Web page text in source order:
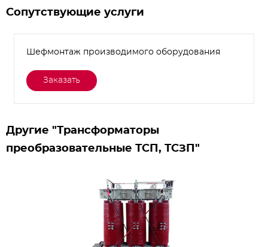
Сопутствующие услуги
Шефмонтаж производимого оборудования
Заказать
Другие "Трансформаторы
преобразовательные ТСП, ТСЗП"